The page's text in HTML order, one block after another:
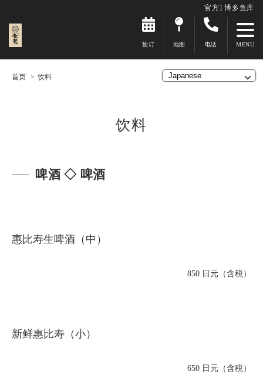
官方] 博多鱼库
预订 地图 电话
首页 饮料
饮料
啤酒 ◇ 啤酒
惠比寿生啤酒（中）
850 日元（含税）
新鲜惠比寿（小）
650 日元（含税）